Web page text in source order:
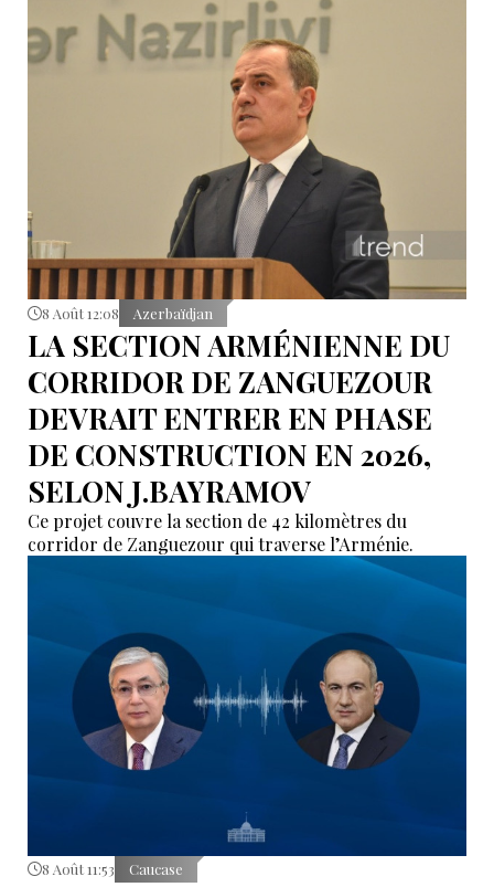
8 Août 12:08 Azerbaïdjan
LA SECTION ARMÉNIENNE DU
CORRIDOR DE ZANGUEZOUR
DEVRAIT ENTRER EN PHASE
DE CONSTRUCTION EN 2026,
SELON J.BAYRAMOV
Ce projet couvre la section de 42 kilomètres du
corridor de Zanguezour qui traverse l’Arménie.
8 Août 11:53 Caucase